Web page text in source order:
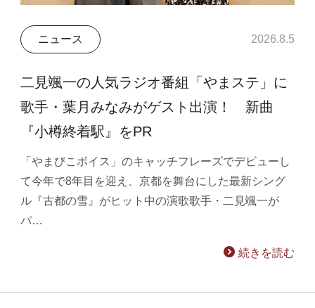
ニュース 2026.8.5
二見颯一の人気ラジオ番組「やまステ」に
歌手・葉月みなみがゲスト出演！ 新曲
『小樽終着駅』をPR
「やまびこボイス」のキャッチフレーズでデビューし
て今年で8年目を迎え、京都を舞台にした最新シング
ル『古都の雪』がヒット中の演歌歌手・二見颯一が
パ…
続きを読む